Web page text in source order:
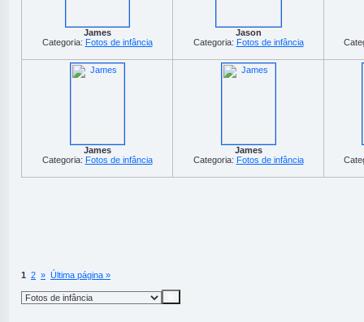
James
Categoria: Fotos de infância
Jason
Categoria: Fotos de infância
James
Categoria: Fotos de infância
James
Categoria: Fotos de infância
1 2 » Última página »